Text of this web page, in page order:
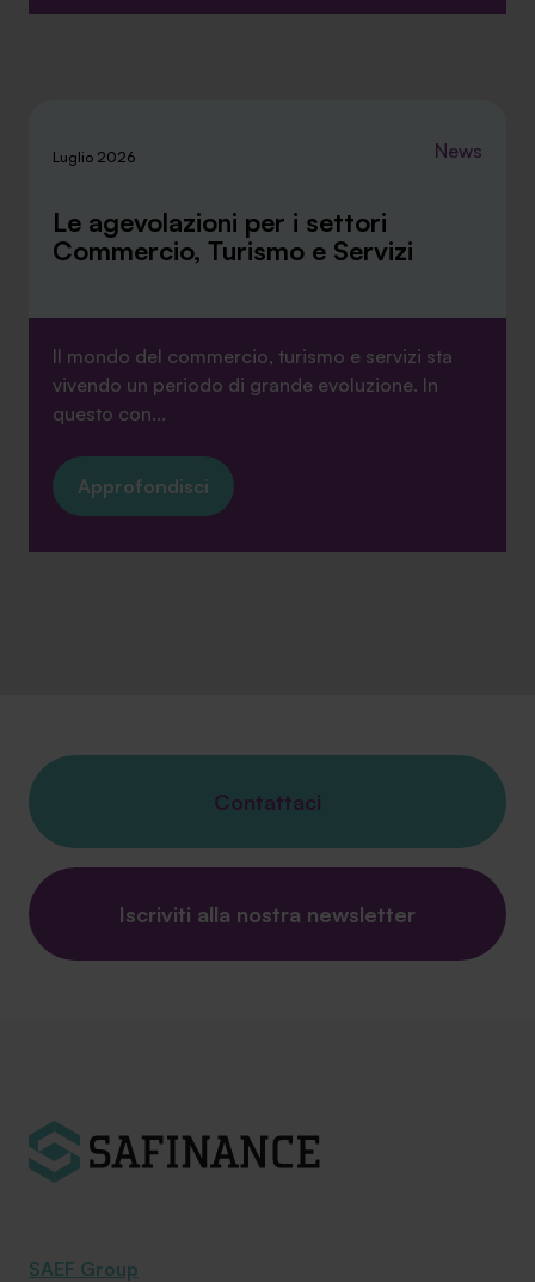
Luglio 2026 News
Le agevolazioni per i settori
Commercio, Turismo e Servizi
Il mondo del commercio, turismo e servizi sta
vivendo un periodo di grande evoluzione. In
questo con...
Approfondisci
Contattaci
Iscriviti alla nostra newsletter
SAEF Group